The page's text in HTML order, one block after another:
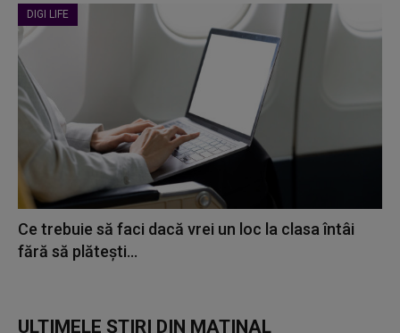
DIGI LIFE
Ce trebuie să faci dacă vrei un loc la clasa întâi
fără să plătești...
ULTIMELE ȘTIRI DIN MATINAL